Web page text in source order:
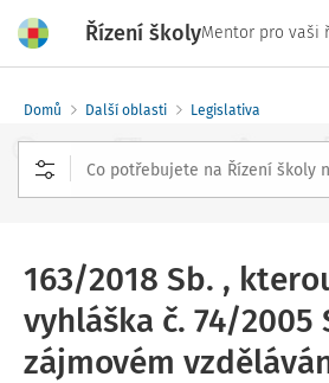
Řízení školyMentor pro vaši
Domů Další oblasti Legislativa
163/2018 Sb. ,
vyhláška č. 74/2005
zájmovém